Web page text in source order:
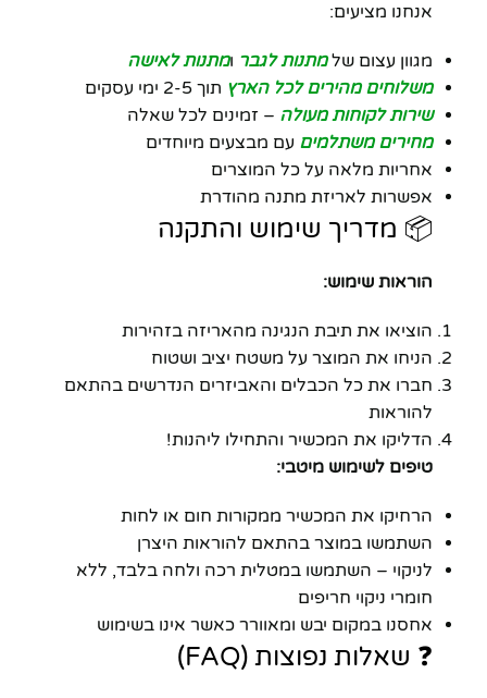
אנחנו מציעים:
מגוון עצום שלמתנות לגבר ומתנות לאישה
משלוחים מהירים לכל הארץ תוך 2-5 ימי עסקים
שירות לקוחות מעולה – זמינים לכל שאלה
מחירים משתלמים עם מבצעים מיוחדים
אחריות מלאה על כל המוצרים
אפשרות לאריזת מתנה מהודרת
📦 מדריך שימוש והתקנה
הוראות שימוש:
הוציאו את תיבת הנגינה מהאריזה בזהירות
הניחו את המוצר על משטח יציב ושטוח
חברו את כל הכבלים והאביזרים הנדרשים בהתאם
להוראות
הדליקו את המכשיר והתחילו ליהנות!
טיפים לשימוש מיטבי:
הרחיקו את המכשיר ממקורות חום או לחות
השתמשו במוצר בהתאם להוראות היצרן
לניקוי – השתמשו במטלית רכה ולחה בלבד, ללא
חומרי ניקוי חריפים
אחסנו במקום יבש ומאוורר כאשר אינו בשימוש
❓ שאלות נפוצות (FAQ)